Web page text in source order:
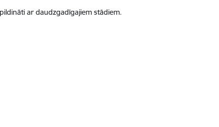
ar daudzgadīgajiem stādiem.